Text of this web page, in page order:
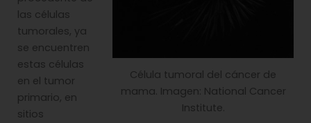
Célula tumoral del cáncer de
mama. Imagen: National Cancer
Institute.
las células
tumorales, ya
se encuentren
estas células
en el tumor
primario, en
sitios